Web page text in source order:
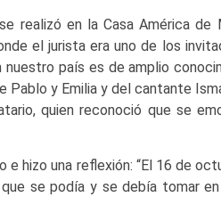
realizó en la Casa América de
el jurista era uno de los
país es de amplio
y Emilia y del cantante
quien reconoció que se
e hizo una reflexión: “El 16 de
se podía y se debía tomar